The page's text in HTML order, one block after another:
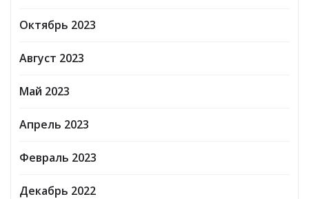
Октябрь 2023
Август 2023
Май 2023
Апрель 2023
Февраль 2023
Декабрь 2022